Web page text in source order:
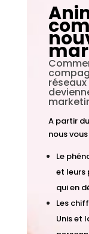
A partir
nous
Le
et leurs
qui en
Les
Unis et